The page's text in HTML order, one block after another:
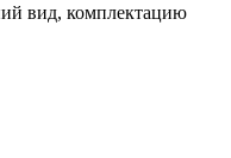
вид, комплектацию